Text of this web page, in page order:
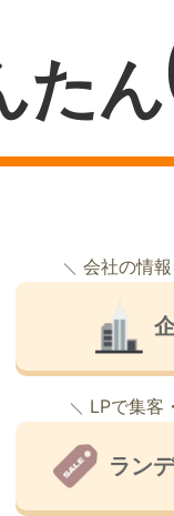
たん
会社の情
LPで集客
ラン